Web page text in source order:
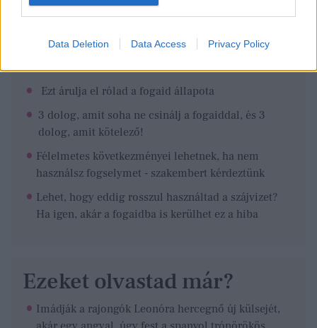
Data Deletion Data Access Privacy Policy
Ezeket olvastad már?
Ezt árulja el rólad a fogaid állapota
3 dolog, amit soha ne csinálj a fogaiddal, és 3
dolog, amit kötelező!
Félelmetes következményei lehetnek, ha nem
használsz fogselymet - szakembert kérdeztünk
Lehet, hogy eddig rosszul használtad a szájvizet?
Ha igen, akár a fogaidba is kerülhet ez a hiba
Ezeket olvastad már?
Imádják a rajongók Leonóra hercegnő új külsejét,